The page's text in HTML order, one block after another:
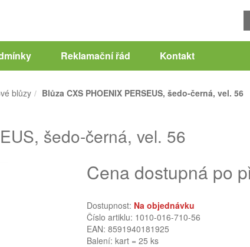
Reklamační řád Kontakt
blůzy Blůza CXS PHOENIX PERSEUS, šedo-černá, vel. 56
šedo-černá, vel. 56
Cena dostupná po
Dostupnost: Na objednávku
Číslo artiklu: 1010-016-710-56
EAN: 8591940181925
Balení: kart = 25 ks